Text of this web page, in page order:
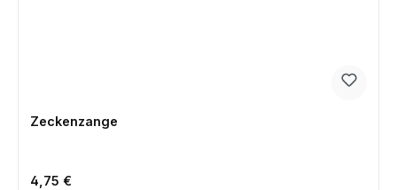
Zeckenzange
Regulärer Preis:
4,75 €